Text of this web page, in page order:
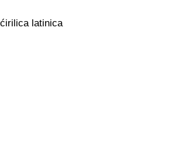
ćirilica latinica